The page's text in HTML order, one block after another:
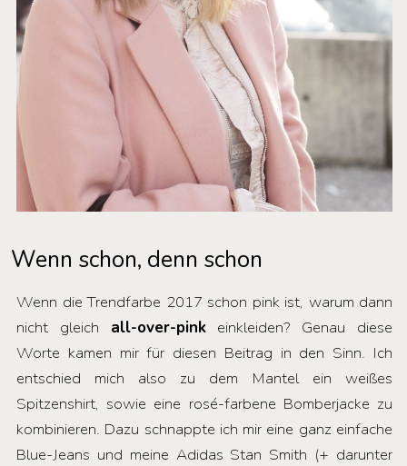
Wenn schon, denn schon
Wenn die Trendfarbe 2017 schon pink ist, warum dann
nicht gleich all-over-pinkeinkleiden? Genau diese
Worte kamen mir für diesen Beitrag in den Sinn. Ich
entschied mich also zu dem Mantel ein weißes
Spitzenshirt, sowie eine rosé-farbene Bomberjacke zu
kombinieren. Dazu schnappte ich mir eine ganz einfache
Blue-Jeans und meine Adidas Stan Smith (+ darunter